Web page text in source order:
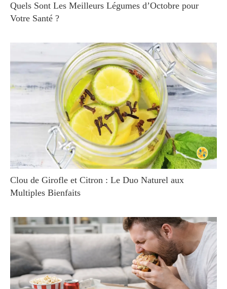
Quels Sont Les Meilleurs Légumes d’Octobre pour
Votre Santé ?
Clou de Girofle et Citron : Le Duo Naturel aux
Multiples Bienfaits